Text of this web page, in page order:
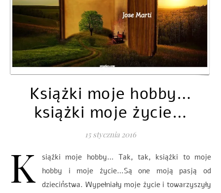
Książki moje hobby…
książki moje życie…
15 stycznia 2016
K
siążki moje hobby… Tak, tak, książki to moje
hobby i moje życie…Są one moją pasją od
dzieciństwa. Wypełniały moje życie i towarzyszyły